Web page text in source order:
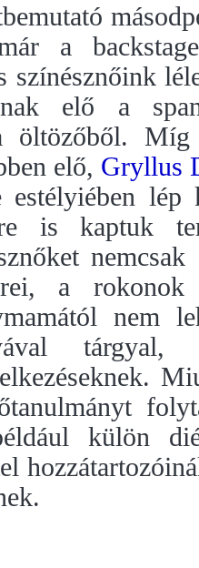
a
színésznőink
elő a
öltözőből.
elő, Gryllus
estélyiében
is kaptuk
a
nem
tárgyal,
külön